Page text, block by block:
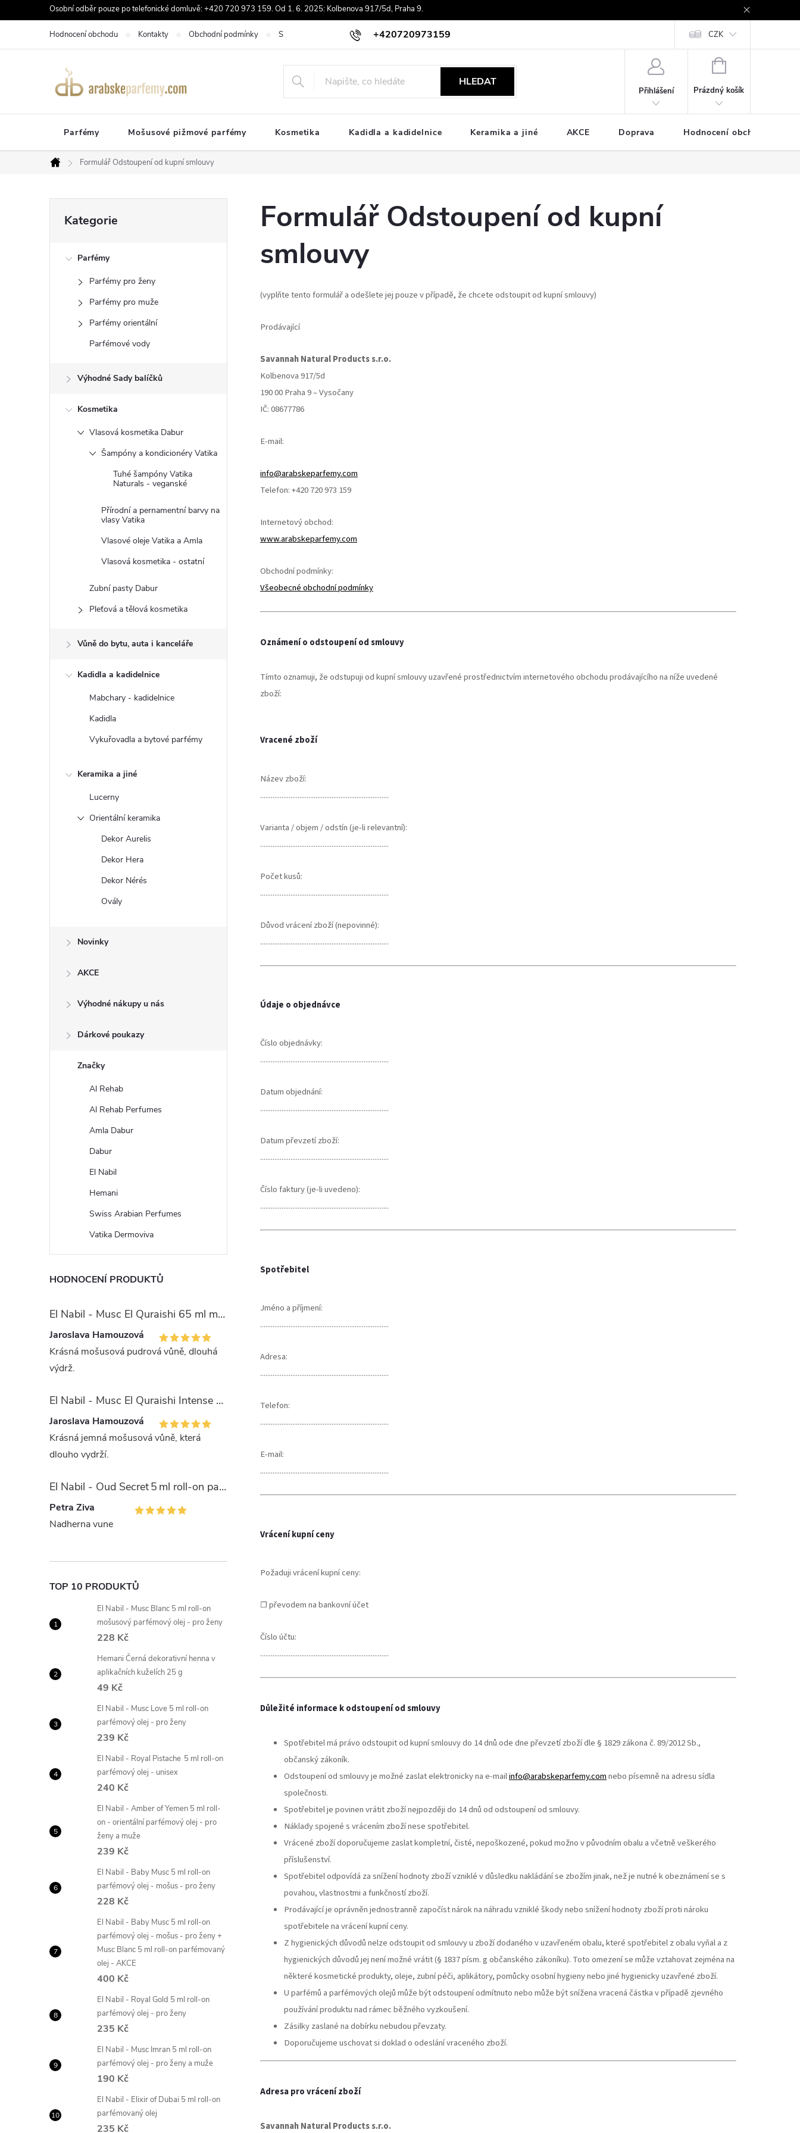
na
Osobní odběr pouze po telefonické domluvě: +420 720 973 159. Od 1. 6. 2025: Kolbenova 917/5d, Praha 9.
+420720973159
Hodnocení obchodu Kontakty Obchodní podmínky Souhlas se zpracováním osobních údajů Doprava Vrácení zboží a reklamace
CZK
HLEDAT
Přihlášení
NÁKUPNÍ
Prázdný košík
Parfémy Mošusové pižmové parfémy Kosmetika Kadidla a kadidelnice Keramika a jiné AKCE Doprava Hodnocení obchodu
Domů
Formulář Odstoupení od kupní smlouvy
kategorie
Kategorie
Parfémy
Parfémy pro ženy
Parfémy pro muže
Parfémy orientální
Parfémové vody
Výhodné Sady balíčků
Kosmetika
Vlasová kosmetika Dabur
Šampóny a kondicionéry Vatika
Tuhé šampóny Vatika
Naturals - veganské
Přírodní a pernamentní barvy na
vlasy Vatika
Vlasové oleje Vatika a Amla
Vlasová kosmetika - ostatní
Zubní pasty Dabur
Pleťová a tělová kosmetika
Vůně do bytu, auta i kanceláře
Kadidla a kadidelnice
Mabchary - kadidelnice
Kadidla
Vykuřovadla a bytové parfémy
Keramika a jiné
Lucerny
Orientální keramika
Dekor Aurelis
Dekor Hera
Dekor Nérés
Ovály
Novinky
AKCE
Výhodné nákupy u nás
Dárkové poukazy
Značky
Al Rehab
Al Rehab Perfumes
Amla Dabur
Dabur
El Nabil
Hemani
Swiss Arabian Perfumes
Vatika Dermoviva
HODNOCENÍ PRODUKTŮ
El Nabil - Musc El Quraishi 65 ml mošusová parfémová voda - pro ženy
Jaroslava Hamouzová
Krásná mošusová pudrová vůně, dlouhá
výdrž.
El Nabil - Musc El Quraishi Intense 15 ml parfémová voda - pro ženy - 50% esencí
Jaroslava Hamouzová
Krásná jemná mošusová vůně, která
dlouho vydrží.
El Nabil - Oud Secret 5 ml roll-on parfémový olej - unisex
Petra Ziva
Nadherna vune
TOP 10 PRODUKTŮ
El Nabil - Musc Blanc 5 ml roll-on
mošusový parfémový olej - pro ženy
228 Kč
Hemani Černá dekorativní henna v
aplikačních kuželích 25 g
49 Kč
El Nabil - Musc Love 5 ml roll-on
parfémový olej - pro ženy
239 Kč
El Nabil - Royal Pistache 5 ml roll-on
parfémový olej - unisex
240 Kč
El Nabil - Amber of Yemen 5 ml roll-
on - orientální parfémový olej - pro
ženy a muže
239 Kč
El Nabil - Baby Musc 5 ml roll-on
parfémový olej - mošus - pro ženy
228 Kč
El Nabil - Baby Musc 5 ml roll-on
parfémový olej - mošus - pro ženy +
Musc Blanc 5 ml roll-on parfémovaný
olej - AKCE
400 Kč
El Nabil - Royal Gold 5 ml roll-on
parfémový olej - pro ženy
235 Kč
El Nabil - Musc Imran 5 ml roll-on
parfémový olej - pro ženy a muže
190 Kč
El Nabil - Elixir of Dubai 5 ml roll-on
parfémovaný olej
235 Kč
Formulář Odstoupení od kupní
smlouvy
(vyplňte tento formulář a odešlete jej pouze v případě, že chcete odstoupit od kupní smlouvy)
Prodávající
Savannah Natural Products s.r.o.
Kolbenova 917/5d
190 00 Praha 9 – Vysočany
IČ: 08677786
E-mail:
info@arabskeparfemy.com
Telefon: +420 720 973 159
Internetový obchod:
www.arabskeparfemy.com
Obchodní podmínky:
Všeobecné obchodní podmínky
Oznámení o odstoupení od smlouvy
Tímto oznamuji, že odstupuji od kupní smlouvy uzavřené prostřednictvím internetového obchodu prodávajícího na níže uvedené
zboží:
Vracené zboží
Název zboží:
........................................................................
Varianta / objem / odstín (je-li relevantní):
........................................................................
Počet kusů:
........................................................................
Důvod vrácení zboží (nepovinné):
........................................................................
Údaje o objednávce
Číslo objednávky:
........................................................................
Datum objednání:
........................................................................
Datum převzetí zboží:
........................................................................
Číslo faktury (je-li uvedeno):
........................................................................
Spotřebitel
Jméno a příjmení:
........................................................................
Adresa:
........................................................................
Telefon:
........................................................................
E-mail:
........................................................................
Vrácení kupní ceny
Požaduji vrácení kupní ceny:
☐ převodem na bankovní účet
Číslo účtu:
........................................................................
Důležité informace k odstoupení od smlouvy
Spotřebitel má právo odstoupit od kupní smlouvy do 14 dnů ode dne převzetí zboží dle § 1829 zákona č. 89/2012 Sb.,
občanský zákoník.
Odstoupení od smlouvy je možné zaslat elektronicky na e-mailinfo@arabskeparfemy.comnebo písemně na adresu sídla
společnosti.
Spotřebitel je povinen vrátit zboží nejpozději do 14 dnů od odstoupení od smlouvy.
Náklady spojené s vrácením zboží nese spotřebitel.
Vrácené zboží doporučujeme zaslat kompletní, čisté, nepoškozené, pokud možno v původním obalu a včetně veškerého
příslušenství.
Spotřebitel odpovídá za snížení hodnoty zboží vzniklé v důsledku nakládání se zbožím jinak, než je nutné k obeznámení se s
povahou, vlastnostmi a funkčností zboží.
Prodávající je oprávněn jednostranně započíst nárok na náhradu vzniklé škody nebo snížení hodnoty zboží proti nároku
spotřebitele na vrácení kupní ceny.
Z hygienických důvodů nelze odstoupit od smlouvy u zboží dodaného v uzavřeném obalu, které spotřebitel z obalu vyňal a z
hygienických důvodů jej není možné vrátit (§ 1837 písm. g občanského zákoníku). Toto omezení se může vztahovat zejména na
některé kosmetické produkty, oleje, zubní péči, aplikátory, pomůcky osobní hygieny nebo jiné hygienicky uzavřené zboží.
U parfémů a parfémových olejů může být odstoupení odmítnuto nebo může být snížena vracená částka v případě zjevného
používání produktu nad rámec běžného vyzkoušení.
Zásilky zaslané na dobírku nebudou převzaty.
Doporučujeme uschovat si doklad o odeslání vraceného zboží.
Adresa pro vrácení zboží
Savannah Natural Products s.r.o.